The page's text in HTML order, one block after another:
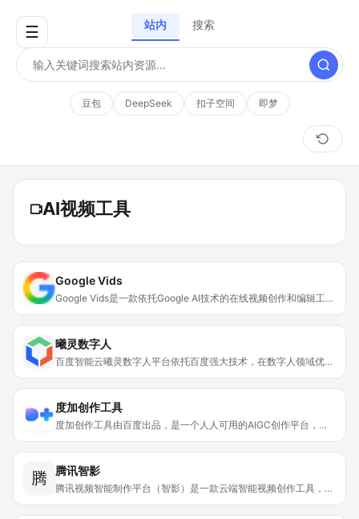
☰ 站内 搜索
豆包 DeepSeek 扣子空间 即梦
AI视频工具
Google Vids
Google Vids是一款依托Google AI技术的在线视频创作和编辑工具，融合在Google Workspace中。其重要性在于为用户提供了高效、便捷且功能强大的视频制作方式，无需专业技能也能轻松上手。主要优点包括借助AI功能如Gemini和Imagen 3，能快速生成视频大纲、脚本、视频片段和图片，拥有海量免版税媒体素材，可多人协作编辑。该产品包含在Workspace商务版和企业版方案以及Google AI方案中，面向小型企业、大型企业等不同规模的组织，也面向Google AI Pro和Ultra方案的个人订阅用户，为各类用户提供视频制作的解决方案。
曦灵数字人
百度智能云曦灵数字人平台依托百度强大技术，在数字人领域优势显著。用户能创建数字人并开展多种内容创作，满足不同场景需求，助力营销推广与内容产出。新用户注册送10分钟视频制作权益，产品定位为为企业和个人提供数字人相关创作与运营服务。价格方面，虽提及新用户有免费权益，但推测后续存在付费使用模式。
度加创作工具
度加创作工具由百度出品，是一个人人可用的AIGC创作平台，一站式聚合百度AIGC能力。其核心功能涵盖AI成片、AI生文、AI故事、AI剧本、动漫视频、高光剪辑、数字人、声音克隆等。这些功能为创作者大幅降低了内容生成门槛，将内容创作流程压缩60%以上，实现了“思考即创作”的无缝衔接。该平台精准推荐全网热点，挖掘流量密码并提供创作话题与素材，还重构了内容生产关系，把专业影视团队的能力封装为标准化单元，实现了生产民主化革命。同时，它针对个性化创作需求提供定制化服务，支持人机协同创作与创作发布一站式服务。目前未提及价格信息。平台定位为赋能创作者，提升创作效率和质量，推动跨时代的内容生产方式变革。
腾 腾讯智影
腾讯视频智能制作平台（智影）是一款云端智能视频创作工具，依托腾讯强大的技术与版权基础。它集素材搜集、视频剪辑、渲染导出和发布等功能于一体，为用户提供一站式视频创作体验。产品定位为帮助用户更高效、便捷地进行视频化表达，降低视频创作门槛。其突出优点在于强大的AI智能工具和丰富的素材库，免费使用的特性让更多用户可以无成本地享受视频创作的乐趣，极大提升了用户的创作效率。